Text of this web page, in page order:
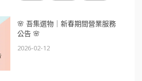
🌸 吾集選物｜新春期間營業服務
公告 🌸
2026-02-12